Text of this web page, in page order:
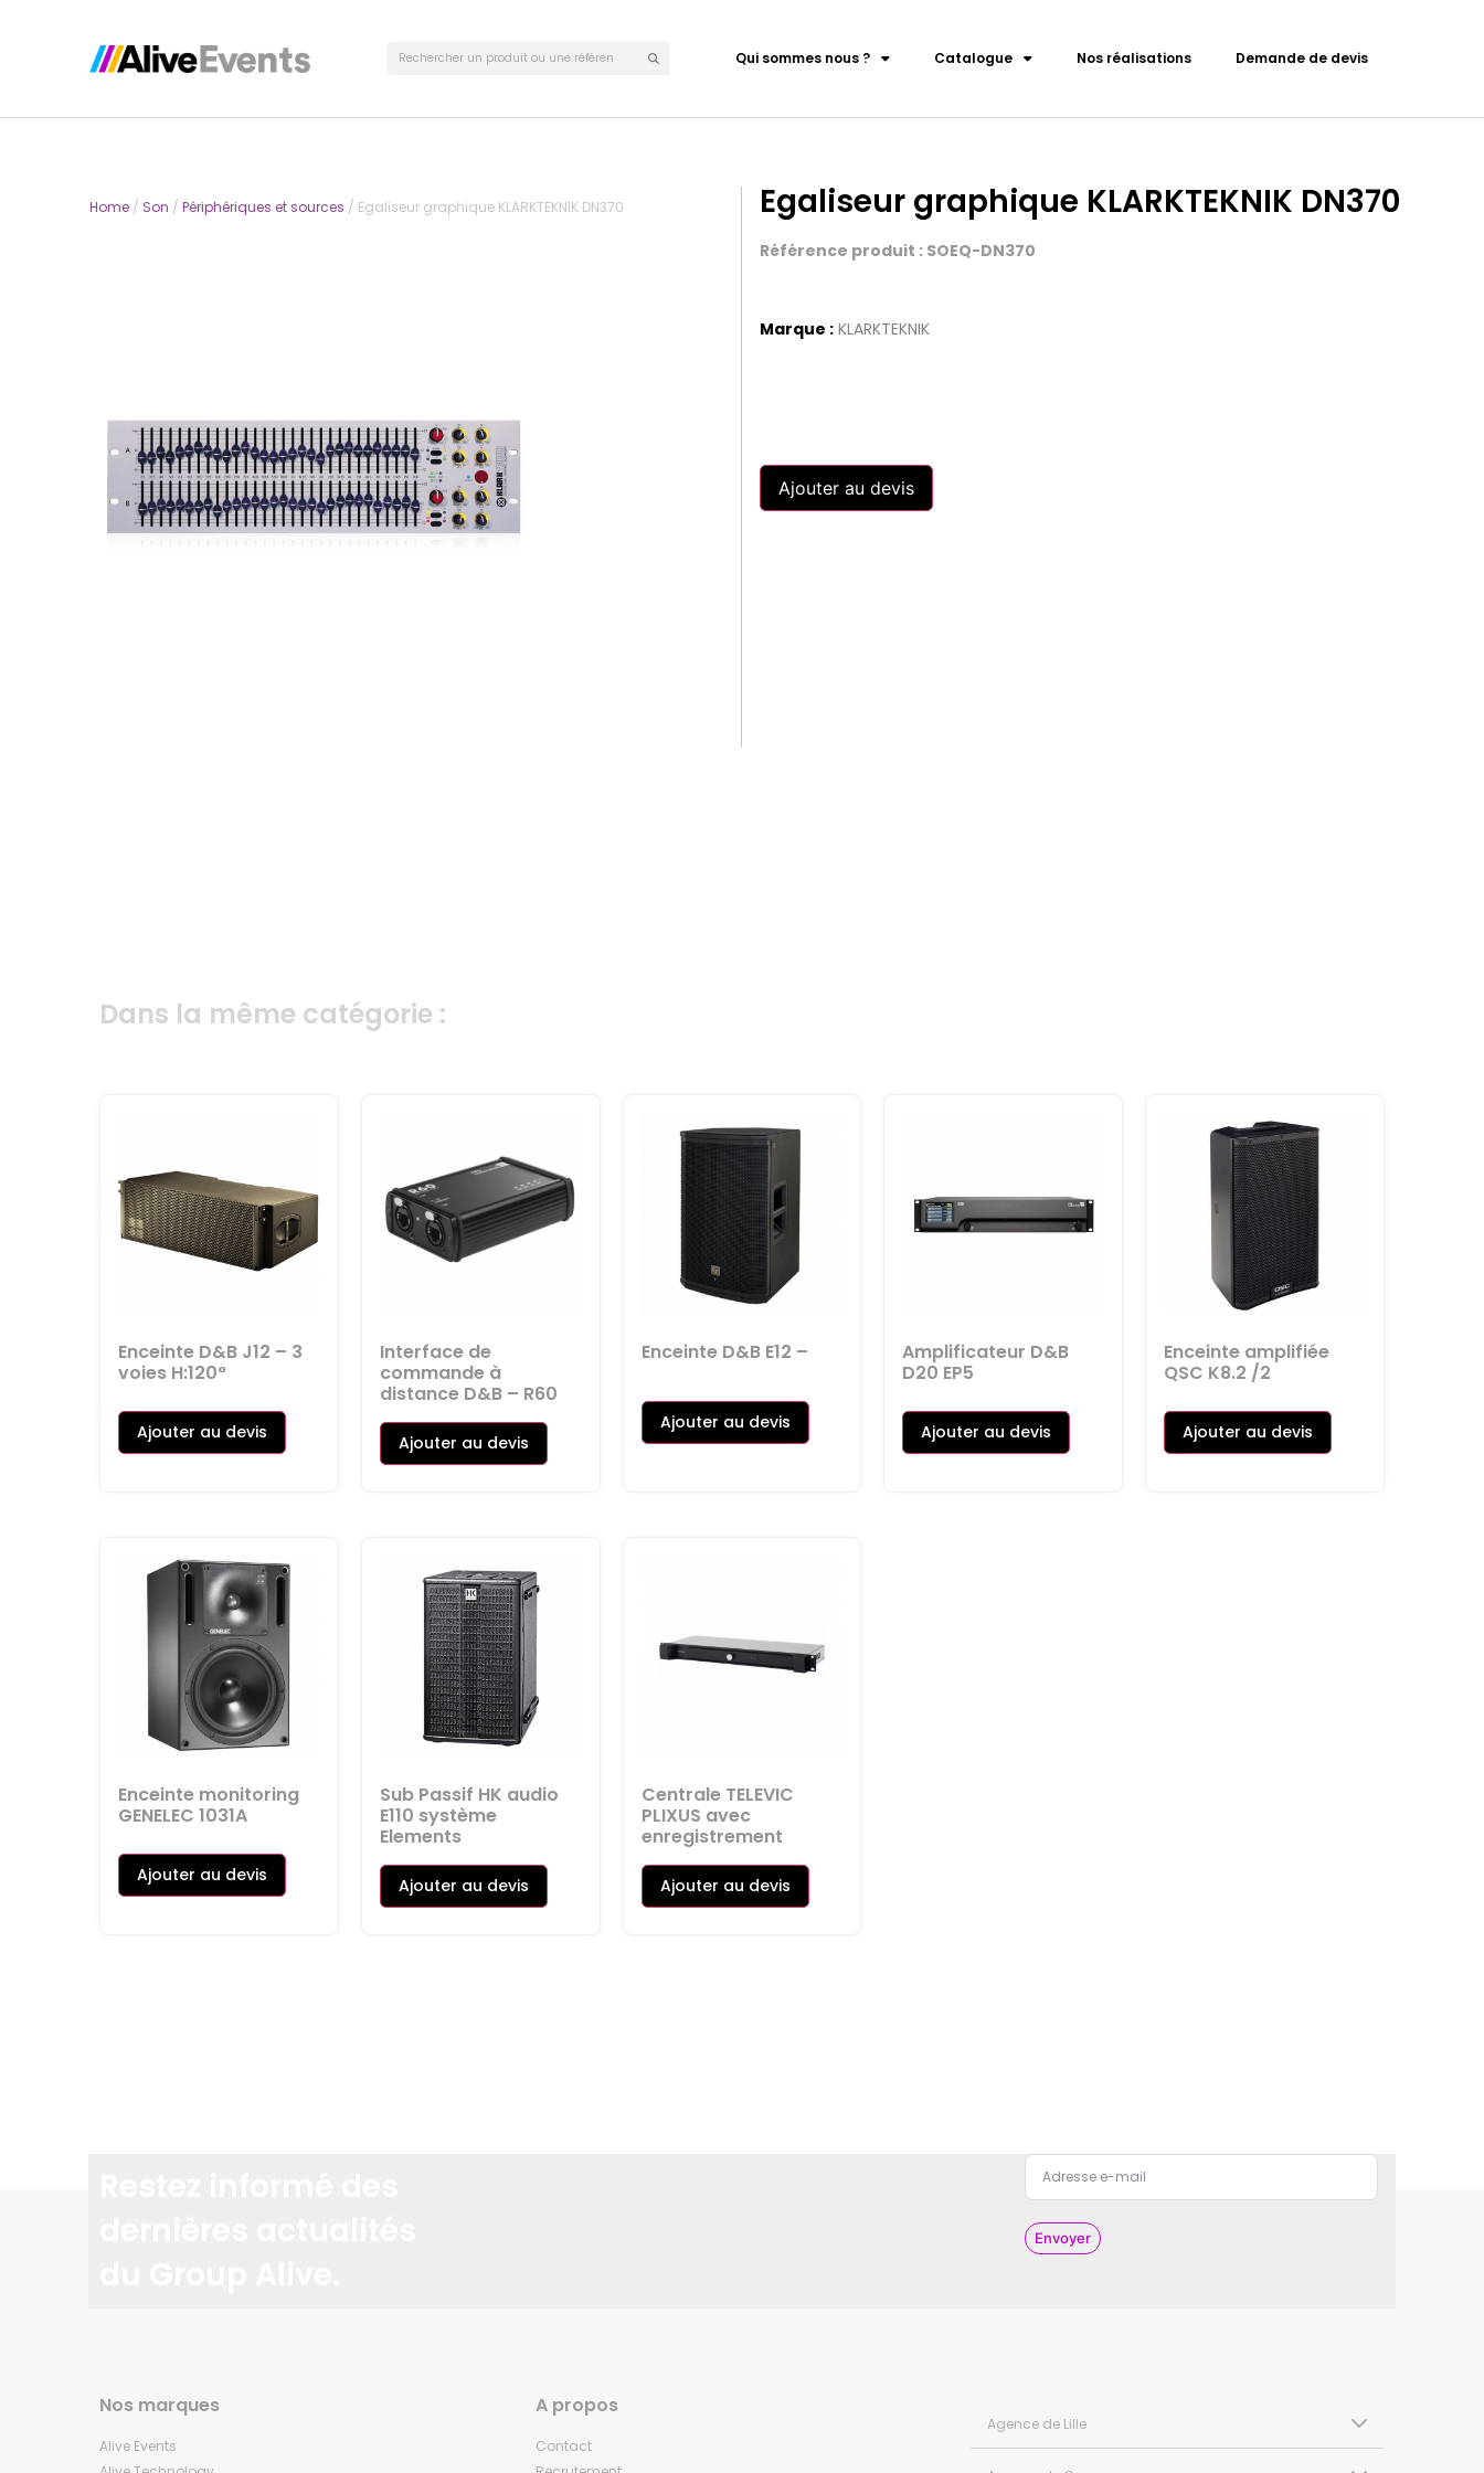
Qui sommes nous ? Catalogue Nos réalisations Demande de devis
Home / Son / Périphériques et sources / Egaliseur graphique KLARKTEKNIK DN370 Egaliseur graphique KLARKTEKNIK DN370
Référence produit : SOEQ-DN370
Marque : KLARKTEKNIK
Ajouter au devis
Dans la même catégorie :
Enceinte D&B J12 – 3
voies H:120°
Ajouter au devis
Interface de
commande à
distance D&B – R60
Ajouter au devis
Enceinte D&B E12 –
Ajouter au devis
Amplificateur D&B
D20 EP5
Ajouter au devis
Enceinte amplifiée
QSC K8.2 /2
Ajouter au devis
Enceinte monitoring
GENELEC 1031A
Ajouter au devis
Sub Passif HK audio
E110 système
Elements
Ajouter au devis
Centrale TELEVIC
PLIXUS avec
enregistrement
Ajouter au devis
Envoyer
Nos marques
Alive Events
A propos
Contact
Agence de Lille